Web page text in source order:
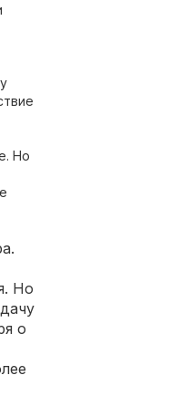
Но
Но
о